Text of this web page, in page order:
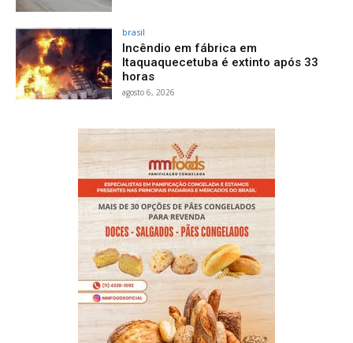
brasil
Incêndio em fábrica em
Itaquaquecetuba é extinto após 33
horas
agosto 6, 2026